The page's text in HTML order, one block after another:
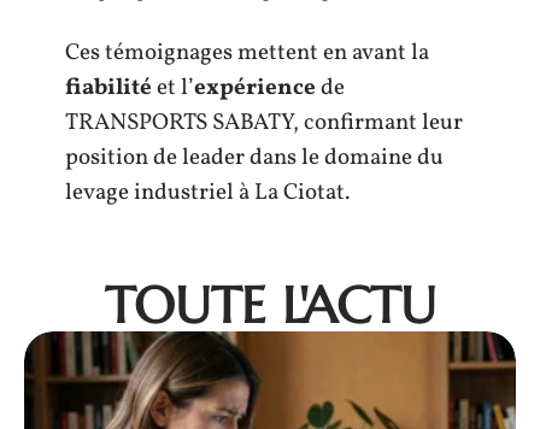
Ces témoignages mettent en avant la
fiabilitéet l’expériencede
TRANSPORTS SABATY, confirmant leur
position de leader dans le domaine du
levage industriel à La Ciotat.
TOUTE L'ACTU